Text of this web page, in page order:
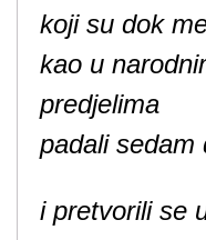
koji su dok
kao u
predjelima
padali sedam
i pretvorili se